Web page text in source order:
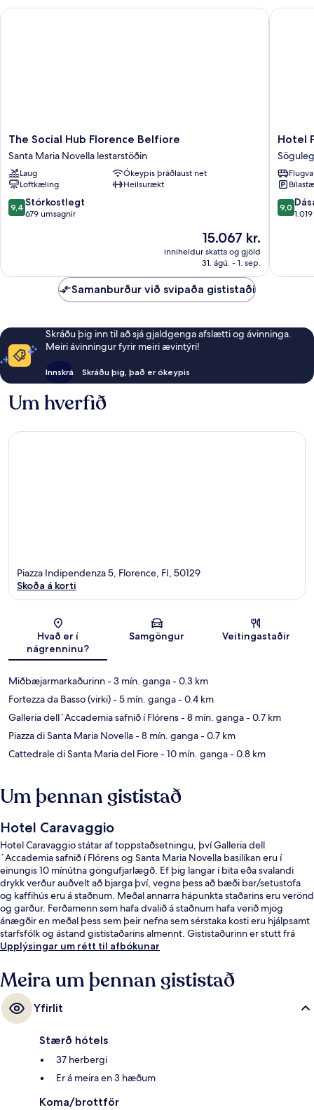
The
Social
Hub
Florence
Belfiore
Santa
Maria
The Social Hub Florence Belfiore
Santa Maria Novella lestarstöðin
Laug
Ókeypis þráðlaust net
Loftkæling
Heilsurækt
9.4
af
9,4 Stórkostlegt
679 umsagnir
Verðið
er
15.067 kr.
15.067 kr.
inniheldur skatta og gjöld
31. ágú. - 1. sep.
The Social Hub Florence Belfiore
Hotel
Paris
miðbær
Flórens
Hotel
9.0
af
9,0
Hotel
Samanburður við svipaða gististaði
Skráðu þig inn til að sjá gjaldgenga afslætti og ávinninga.
Meiri ávinningur fyrir meiri ævintýri!
Innskrá Skráðu þig, það er ókeypis
Um hverfið
Kort
Piazza Indipendenza 5, Florence, FI, 50129
Skoða á korti
Hvað er í
nágrenninu?
Samgöngur Veitingastaðir
Miðbæjarmarkaðurinn- 3 mín. ganga- 0.3 km
Fortezza da Basso (virki)- 5 mín. ganga- 0.4 km
Galleria dell´Accademia safnið í Flórens- 8 mín. ganga- 0.7 km
Piazza di Santa Maria Novella- 8 mín. ganga- 0.7 km
Cattedrale di Santa Maria del Fiore- 10 mín. ganga- 0.8 km
Um þennan gististað
Hotel Caravaggio
Hotel Caravaggio státar af toppstaðsetningu, því Galleria dell
´Accademia safnið í Flórens og Santa Maria Novella basilíkan eru í
einungis 10 mínútna göngufjarlægð. Ef þig langar í bita eða svalandi
drykk verður auðvelt að bjarga því, vegna þess að bæði bar/setustofa
og kaffihús eru á staðnum. Meðal annarra hápunkta staðarins eru verönd
og garður. Ferðamenn sem hafa dvalið á staðnum hafa verið mjög
ánægðir en meðal þess sem þeir nefna sem sérstaka kosti eru hjálpsamt
starfsfólk og ástand gististaðarins almennt. Gististaðurinn er stutt frá
almenningssamgöngum: Fortezza-sporvagnastoppistöðin er í 5 mínútna
mínútna.
Upplýsingar um rétt til afbókunar
Meira um þennan gististað
Yfirlit
Stærð hótels
37 herbergi
Er á meira en 3 hæðum
Koma/brottför